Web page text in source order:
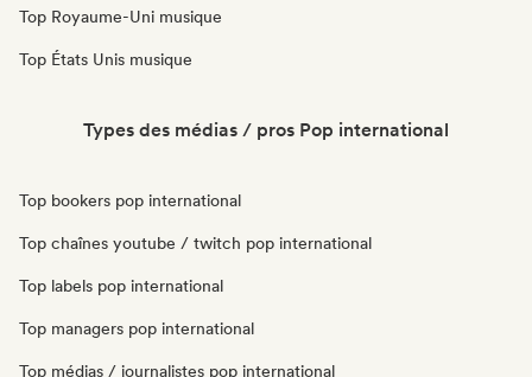
Top Royaume-Uni musique
Top États Unis musique
Types des médias / pros Pop international
Top bookers pop international
Top chaînes youtube / twitch pop international
Top labels pop international
Top managers pop international
Top médias / journalistes pop international